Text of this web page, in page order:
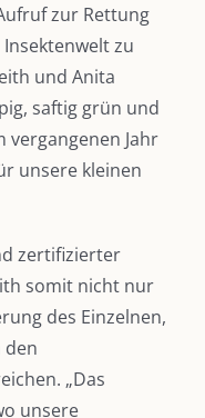
zur Rettung
zu
und Anita
saftig grün und
Jahr
unsere kleinen
zertifizierter
somit nicht nur
des Einzelnen,
„Das
unsere